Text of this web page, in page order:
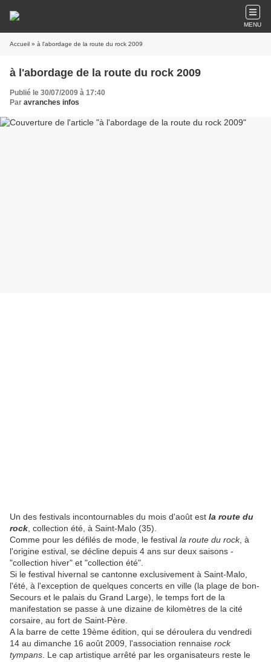
MENU
Accueil » à l'abordage de la route du rock 2009
à l'abordage de la route du rock 2009
Publié le 30/07/2009 à 17:40
Par avranches infos
Un des festivals incontournables du mois d'août est la route du
rock , collection été, à Saint-Malo (35).
Comme pour les défilés de mode, le festival la route du rock, à
l'origine estival, se décline depuis 4 ans sur deux saisons -
"collection hiver" et "collection été".
Si le festival hivernal se cantonne exclusivement à Saint-Malo,
l'été, à l'exception de quelques concerts en ville (la plage de bon-
Secours et le palais du Grand Large), le temps fort de la
manifestation se passe à une dizaine de kilomètres de la cité
corsaire, au fort de Saint-Père.
A la barre de cette 19ème édition, qui se déroulera du vendredi
14 au dimanche 16 août 2009, l'association rennaise rock
tympans . Le cap artistique arrêté par les organisateurs reste le